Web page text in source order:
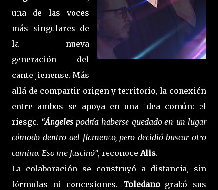
una de las voces
más singulares de
la nueva
generación del
cante jienense. Más
allá de compartir origen y territorio, la conexión
entre ambos se apoya en una idea común: el
riesgo. “Ángeles podría haberse quedado en un lugar
cómodo dentro del flamenco, pero decidió buscar otro
camino. Eso me fascinó”, reconoceAlis.
La colaboración se construyó a distancia, sin
fórmulas ni concesiones. Toledano grabó sus